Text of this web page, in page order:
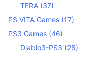
TERA (37)
PS VITA Games (17)
PS3 Games (46)
Diablo3-PS3 (28)